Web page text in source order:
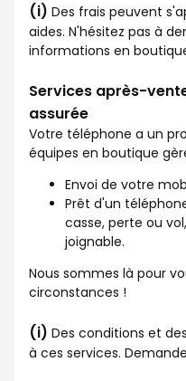
(i) Des frais peuvent
aides. N'hésitez pas à
informations en
Services après-
assurée
Votre téléphone a un
équipes en boutique
Envoi de votre
Prêt d'un
casse, perte ou
joignable.
Nous sommes là pour
circonstances !
(i) Des conditions et
à ces services.